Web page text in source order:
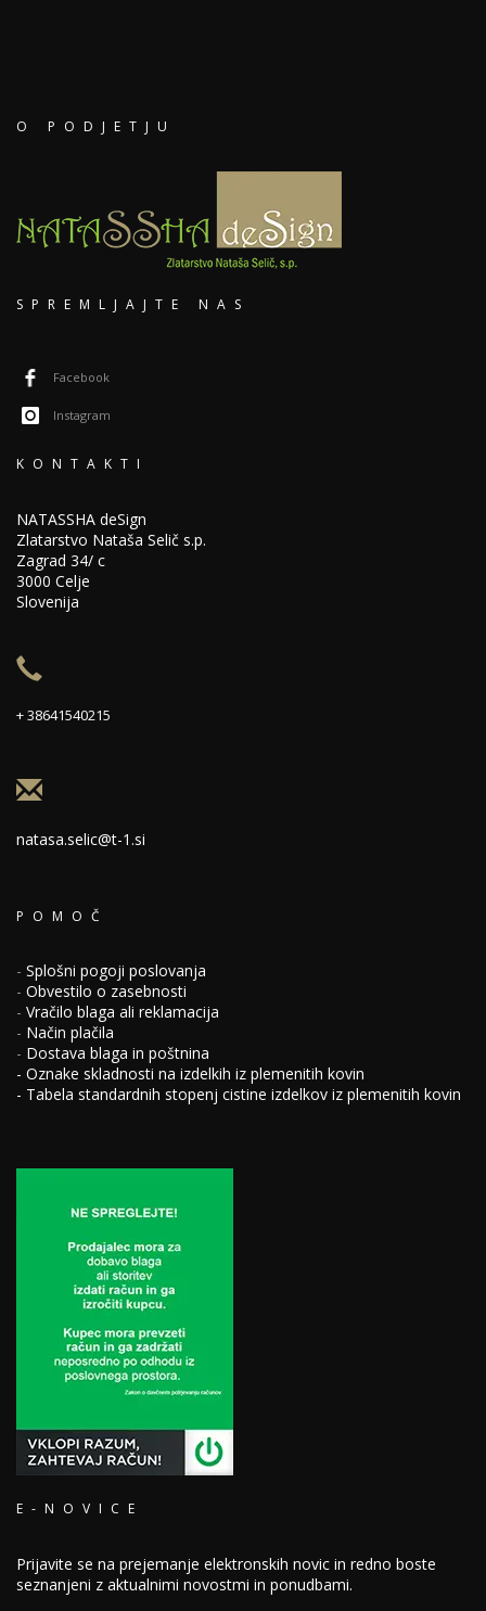
O PODJETJU
SPREMLJAJTE NAS
Facebook
Instagram
KONTAKTI
NATASSHA deSign
Zlatarstvo Nataša Selič s.p.
Zagrad 34/ c
3000 Celje
Slovenija
+ 38641540215
natasa.selic@t-1.si
POMOČ
- Splošni pogoji poslovanja
- Obvestilo o zasebnosti
- Vračilo blaga ali reklamacija
- Način plačila
- Dostava blaga in poštnina
- Oznake skladnosti na izdelkih iz plemenitih kovin
- Tabela standardnih stopenj cistine izdelkov iz plemenitih kovin
E-NOVICE
Prijavite se na prejemanje elektronskih novic in redno boste
seznanjeni z aktualnimi novostmi in ponudbami.